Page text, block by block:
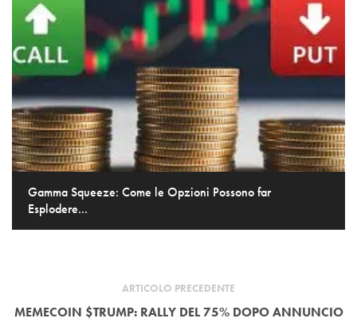
Gamma Squeeze: Come le Opzioni Possono far
Esplodere...
ARTICOLO PRECEDENTE
MEMECOIN $TRUMP: RALLY DEL 75% DOPO ANNUNCIO